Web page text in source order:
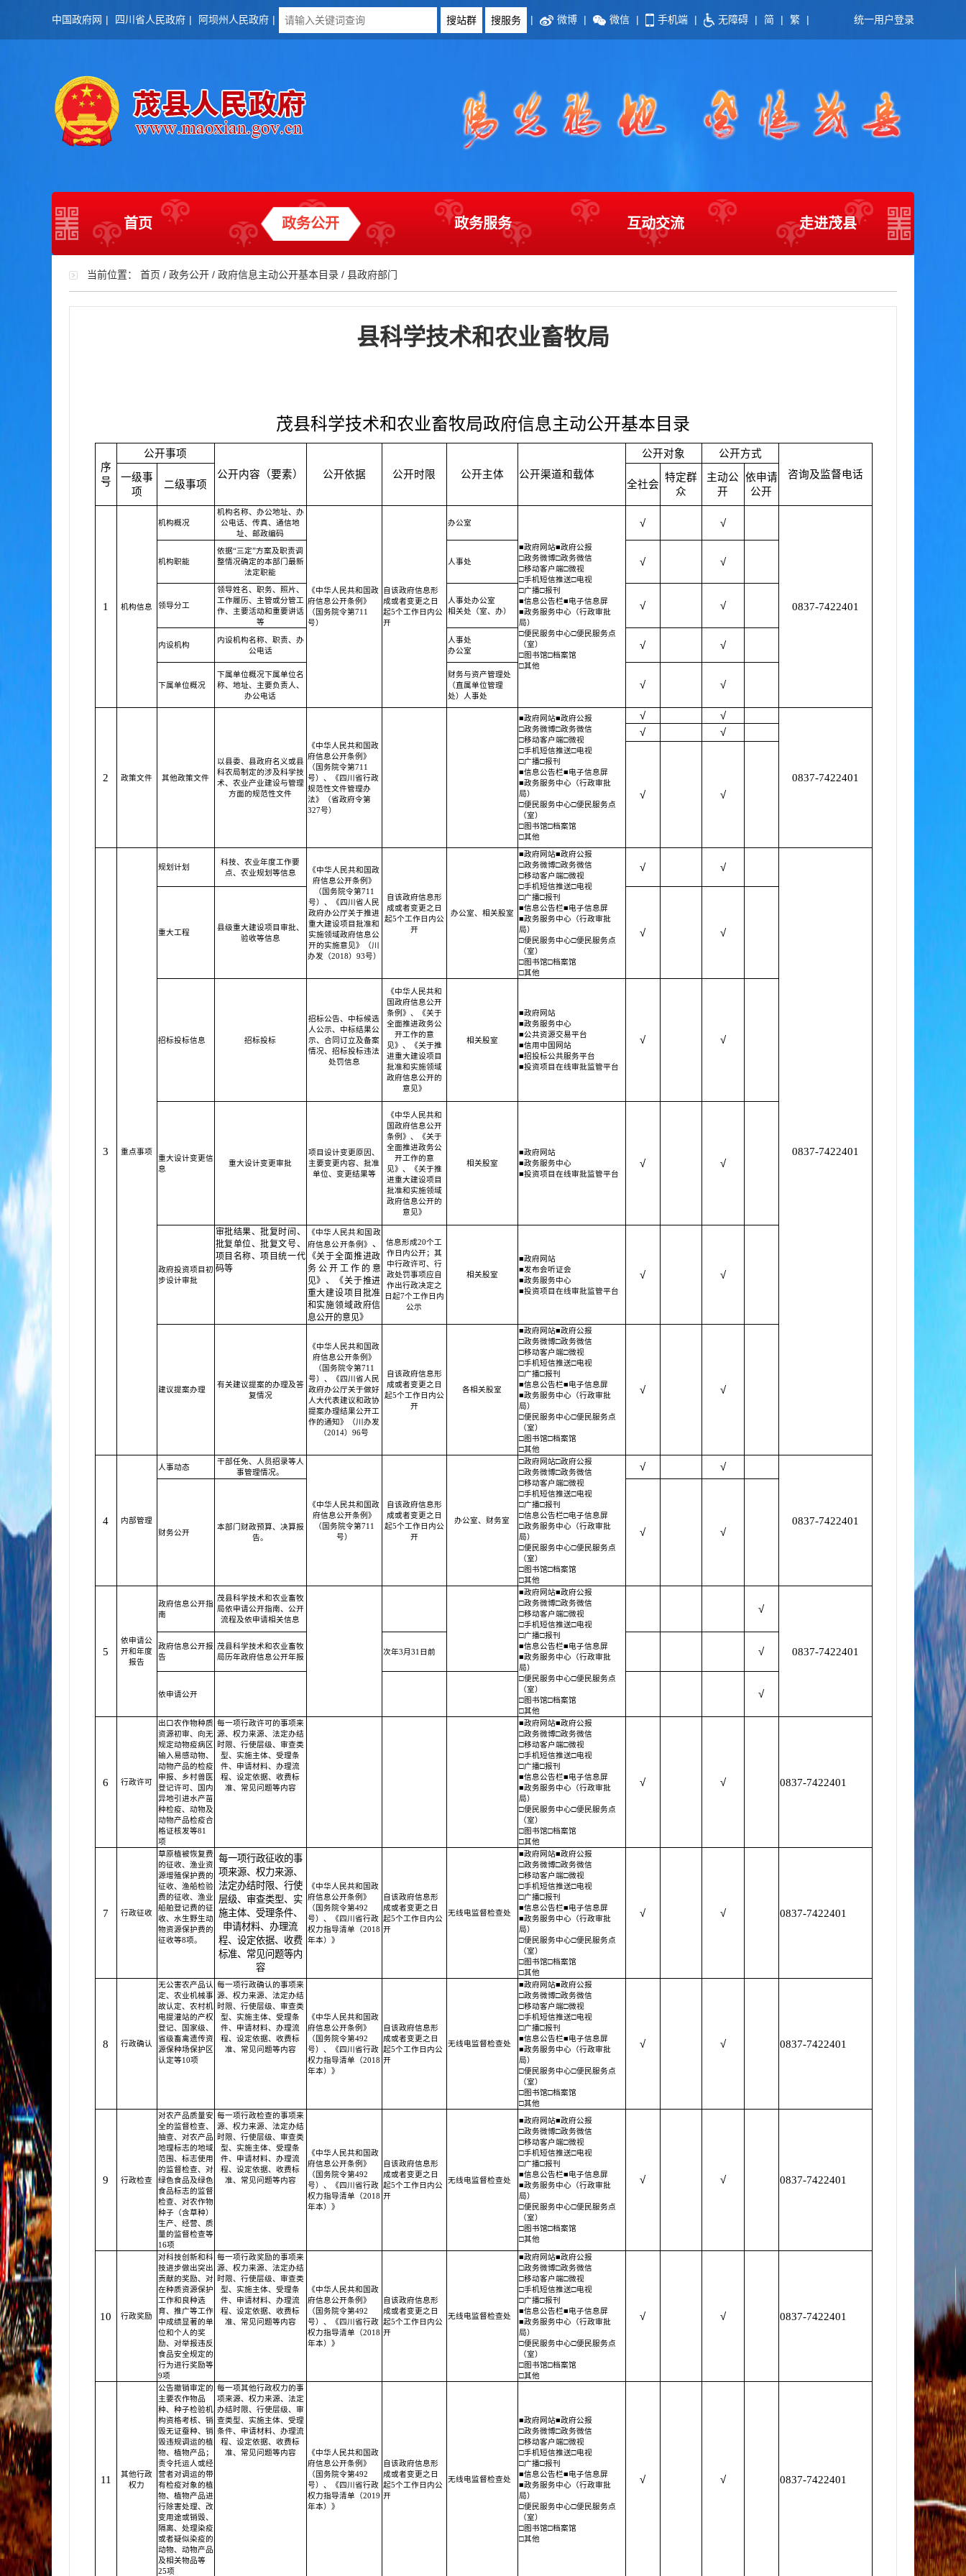
中国政府网 | 四川省人民政府 | 阿坝州人民政府 | | 微博 | 微信 | 手机端 | 无障碍 | 简 | 繁 | 统一用户登录
首页 政务公开 政务服务 互动交流 走进茂县
当前位置： 首页 / 政务公开 / 政府信息主动公开基本目录 / 县政府部门
县科学技术和农业畜牧局
茂县科学技术和农业畜牧局政府信息主动公开基本目录
序
号
公开事项
公开内容（要素）
公开依据 公开时限 公开主体 公开渠道和载体
公开对象
公开方式
咨询及监督电话
一级事
项
二级事项 全社会
特定群
众
主动公
开
依申请
公开
1 机构信息
机构概况
机构名称、办公地址、办
公电话、传真、通信地
址、邮政编码
《中华人民共和国政
府信息公开条例》
（国务院令第711
号）
自该政府信息形
成或者变更之日
起5个工作日内公
开
办公室
■政府网站■政府公报
□政务微博□政务微信
□移动客户端□微视
□手机短信推送□电视
□广播□报刊
■信息公告栏■电子信息屏
■政务服务中心（行政审批
局）
□便民服务中心□便民服务点
（室）
□图书馆□档案馆
□其他
√ √
0837-7422401
机构职能
依据“三定”方案及职责调
整情况确定的本部门最新
法定职能
人事处 √ √
领导分工
领导姓名、职务、照片、
工作履历、主管或分管工
作、主要活动和重要讲话
等
人事处办公室
相关处（室、办）
√ √
内设机构
内设机构名称、职责、办
公电话
人事处
办公室
√ √
下属单位概况
下属单位概况下属单位名
称、地址、主要负责人、
办公电话
财务与资产管理处
（直属单位管理
处）人事处
√ √
2 政策文件 其他政策文件
以县委、县政府名义或县
科农局制定的涉及科学技
术、农业产业建设与管理
方面的规范性文件
《中华人民共和国政
府信息公开条例》
（国务院令第711
号）、《四川省行政
规范性文件管理办
法》（省政府令第
327号）
■政府网站■政府公报
□政务微博□政务微信
□移动客户端□微视
□手机短信推送□电视
□广播□报刊
■信息公告栏■电子信息屏
■政务服务中心（行政审批
局）
□便民服务中心□便民服务点
（室）
□图书馆□档案馆
□其他
√ √
0837-7422401
√ √
√ √
3 重点事项
规划计划
科技、农业年度工作要
点、农业规划等信息
《中华人民共和国政
府信息公开条例》
（国务院令第711
号）、《四川省人民
政府办公厅关于推进
重大建设项目批准和
实施领域政府信息公
开的实施意见》（川
办发（2018）93号）
自该政府信息形
成或者变更之日
起5个工作日内公
开
办公室、相关股室
■政府网站■政府公报
□政务微博□政务微信
□移动客户端□微视
□手机短信推送□电视
□广播□报刊
■信息公告栏■电子信息屏
■政务服务中心（行政审批
局）
□便民服务中心□便民服务点
（室）
□图书馆□档案馆
□其他
√ √
0837-7422401
重大工程
县级重大建设项目审批、
验收等信息
√ √
招标投标信息 招标投标
招标公告、中标候选
人公示、中标结果公
示、合同订立及备案
情况、招标投标违法
处罚信息
《中华人民共和
国政府信息公开
条例》 、《关于
全面推进政务公
开工作的意
见》、《关于推
进重大建设项目
批准和实施领域
政府信息公开的
意见》
相关股室
■政府网站
■政务服务中心
■公共资源交易平台
■信用中国网站
■招投标公共服务平台
■投资项目在线审批监管平台
√ √
重大设计变更信
息
重大设计变更审批
项目设计变更原因、
主要变更内容、批准
单位、变更结果等
《中华人民共和
国政府信息公开
条例》 、《关于
全面推进政务公
开工作的意
见》、《关于推
进重大建设项目
批准和实施领域
政府信息公开的
意见》
相关股室
■政府网站
■政务服务中心
■投资项目在线审批监管平台
√ √
政府投资项目初
步设计审批
审批结果、批复时间、
批复单位、批复文号、
项目名称、项目统一代
码等
《中华人民共和国政
府信息公开条例》 、
《关于全面推进政
务公开工作的意
见》、《关于推进
重大建设项目批准
和实施领域政府信
息公开的意见》
信息形成20个工
作日内公开；其
中行政许可、行
政处罚事项应自
作出行政决定之
日起7个工作日内
公示
相关股室
■政府网站
■发布会听证会
■政务服务中心
■投资项目在线审批监管平台
√ √
建议提案办理
有关建议提案的办理及答
复情况
《中华人民共和国政
府信息公开条例》
（国务院令第711
号）、《四川省人民
政府办公厅关于做好
人大代表建议和政协
提案办理结果公开工
作的通知》（川办发
（2014）96号
自该政府信息形
成或者变更之日
起5个工作日内公
开
各相关股室
■政府网站■政府公报
□政务微博□政务微信
□移动客户端□微视
□手机短信推送□电视
□广播□报刊
■信息公告栏■电子信息屏
■政务服务中心（行政审批
局）
□便民服务中心□便民服务点
（室）
□图书馆□档案馆
□其他
√ √
4 内部管理
人事动态
干部任免、人员招录等人
事管理情况。
《中华人民共和国政
府信息公开条例》
（国务院令第711
号）
自该政府信息形
成或者变更之日
起5个工作日内公
开
办公室、财务室
□政府网站□政府公报
□政务微博□政务微信
□移动客户端□微视
□手机短信推送□电视
□广播□报刊
□信息公告栏□电子信息屏
□政务服务中心（行政审批
局）
□便民服务中心□便民服务点
（室）
□图书馆□档案馆
□其他
√ √
0837-7422401
财务公开
本部门财政预算、决算报
告。
√ √
5
依申请公
开和年度
报告
政府信息公开指
南
茂县科学技术和农业畜牧
局依申请公开指南、公开
流程及依申请相关信息
■政府网站■政府公报
□政务微博□政务微信
□移动客户端□微视
□手机短信推送□电视
□广播□报刊
■信息公告栏■电子信息屏
■政务服务中心（行政审批
局）
□便民服务中心□便民服务点
（室）
□图书馆□档案馆
□其他
√
0837-7422401
政府信息公开报
告
茂县科学技术和农业畜牧
局历年政府信息公开年报
次年3月31日前 √
依申请公开 √
6 行政许可
出口农作物种质
资源初审、向无
规定动物疫病区
输入易感动物、
动物产品的检疫
申报、乡村兽医
登记许可、国内
异地引进水产苗
种检疫、动物及
动物产品检疫合
格证核发等81
项
每一项行政许可的事项来
源、权力来源、法定办结
时限、行使层级、审查类
型、实施主体、受理条
件、申请材料、办理流
程、设定依据、收费标
准、常见问题等内容
■政府网站■政府公报
□政务微博□政务微信
□移动客户端□微视
□手机短信推送□电视
□广播□报刊
■信息公告栏■电子信息屏
■政务服务中心（行政审批
局）
□便民服务中心□便民服务点
（室）
□图书馆□档案馆
□其他
√ √ 0837-7422401
7 行政征收
草原植被恢复费
的征收、渔业资
源增殖保护费的
征收、渔船检验
费的征收、渔业
船舶登记费的征
收、水生野生动
物资源保护费的
征收等8项。
每一项行政征收的事
项来源、权力来源、
法定办结时限、行使
层级、审查类型、实
施主体、受理条件、
申请材料、办理流
程、设定依据、收费
标准、常见问题等内
容
《中华人民共和国政
府信息公开条例》
（国务院令第492
号）、《四川省行政
权力指导清单（2018
年本）》
自该政府信息形
成或者变更之日
起5个工作日内公
开
无线电监督检查处
■政府网站■政府公报
□政务微博□政务微信
□移动客户端□微视
□手机短信推送□电视
□广播□报刊
■信息公告栏■电子信息屏
■政务服务中心（行政审批
局）
□便民服务中心□便民服务点
（室）
□图书馆□档案馆
□其他
√ √ 0837-7422401
8 行政确认
无公害农产品认
定、农业机械事
故认定、农村机
电提灌站的产权
登记、国家级、
省级畜禽遗传资
源保种场保护区
认定等10项
每一项行政确认的事项来
源、权力来源、法定办结
时限、行使层级、审查类
型、实施主体、受理条
件、申请材料、办理流
程、设定依据、收费标
准、常见问题等内容
《中华人民共和国政
府信息公开条例》
（国务院令第492
号）、《四川省行政
权力指导清单（2018
年本）》
自该政府信息形
成或者变更之日
起5个工作日内公
开
无线电监督检查处
■政府网站■政府公报
□政务微博□政务微信
□移动客户端□微视
□手机短信推送□电视
□广播□报刊
■信息公告栏■电子信息屏
■政务服务中心（行政审批
局）
□便民服务中心□便民服务点
（室）
□图书馆□档案馆
□其他
√ √ 0837-7422401
9 行政检查
对农产品质量安
全的监督检查、
抽查、对农产品
地理标志的地域
范围、标志使用
的监督检查、对
绿色食品及绿色
食品标志的监督
检查、对农作物
种子（含草种）
生产、经营、质
量的监督检查等
16项
每一项行政检查的事项来
源、权力来源、法定办结
时限、行使层级、审查类
型、实施主体、受理条
件、申请材料、办理流
程、设定依据、收费标
准、常见问题等内容
《中华人民共和国政
府信息公开条例》
（国务院令第492
号）、《四川省行政
权力指导清单（2018
年本）》
自该政府信息形
成或者变更之日
起5个工作日内公
开
无线电监督检查处
■政府网站■政府公报
□政务微博□政务微信
□移动客户端□微视
□手机短信推送□电视
□广播□报刊
■信息公告栏■电子信息屏
■政务服务中心（行政审批
局）
□便民服务中心□便民服务点
（室）
□图书馆□档案馆
□其他
√ √ 0837-7422401
10 行政奖励
对科技创新和科
技进步做出突出
贡献的奖励、对
在种质资源保护
工作和良种选
育、推广等工作
中成绩显著的单
位和个人的奖
励、对举报违反
食品安全规定的
行为进行奖励等
9项
每一项行政奖励的事项来
源、权力来源、法定办结
时限、行使层级、审查类
型、实施主体、受理条
件、申请材料、办理流
程、设定依据、收费标
准、常见问题等内容
《中华人民共和国政
府信息公开条例》
（国务院令第492
号）、《四川省行政
权力指导清单（2018
年本）》
自该政府信息形
成或者变更之日
起5个工作日内公
开
无线电监督检查处
■政府网站■政府公报
□政务微博□政务微信
□移动客户端□微视
□手机短信推送□电视
□广播□报刊
■信息公告栏■电子信息屏
■政务服务中心（行政审批
局）
□便民服务中心□便民服务点
（室）
□图书馆□档案馆
□其他
√ √ 0837-7422401
11
其他行政
权力
公告撤销审定的
主要农作物品
种、种子检验机
构资格考核、销
毁无证蚕种、销
毁违规调运的植
物、植物产品；
责令托运人或经
营者对调运的带
有检疫对象的植
物、植物产品进
行除害处理、改
变用途或销毁、
隔离、处理染疫
或者疑似染疫的
动物、动物产品
及相关物品等
25项
每一项其他行政权力的事
项来源、权力来源、法定
办结时限、行使层级、审
查类型、实施主体、受理
条件、申请材料、办理流
程、设定依据、收费标
准、常见问题等内容
《中华人民共和国政
府信息公开条例》
（国务院令第492
号）、《四川省行政
权力指导清单（2019
年本）》
自该政府信息形
成或者变更之日
起5个工作日内公
开
无线电监督检查处
■政府网站■政府公报
□政务微博□政务微信
□移动客户端□微视
□手机短信推送□电视
□广播□报刊
■信息公告栏■电子信息屏
■政务服务中心（行政审批
局）
□便民服务中心□便民服务点
（室）
□图书馆□档案馆
□其他
√ √ 0837-7422401